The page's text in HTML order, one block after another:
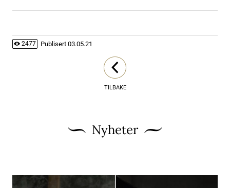
2477 Publisert 03.05.21
TILBAKE
Nyheter